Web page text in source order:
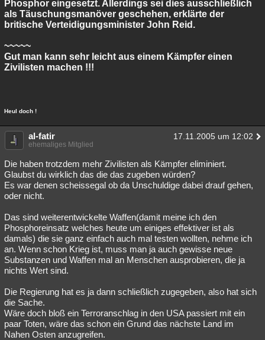
Phosphor eingesetzt. Allerdings sei dies ausschließlich
als Täuschungsmanöver geschehen, erklärte der
britische Verteidigungsminister John Reid.
~~~~~
Gut man kann sehr leicht aus einem Kämpfer einen
Zivilisten machen !!!
Heul doch !
al-fatir 17.11.2005 um 12:02
ehemaliges Mitglied
Die haben trotzdem mehr Zivilisten als Kämpfer eliminiert.
Glaubst du wirklich das die das zugeben würden?
Es war denen scheissegal ob da Unschuldige dabei drauf gehen,
oder nicht.
Das sind weiterentwickelte Waffen(damit meine ich den
Phosphoreinsatz welches heute um einiges effektiver ist als
damals) die sie ganz einfach auch mal testen wollten, nehme ich
an. Wenn schon Krieg ist, muss man ja auch gewisse neue
Substanzen und Waffen mal an Menschen ausprobieren, die ja
nichts Wert sind.
Die Regierung hat es ja dann schließlich zugegeben, also hat sich
die Sache.
Wäre doch bloß ein Terroranschlag in den USA passiert mit ein
paar Toten, wäre das schon ein Grund das nächste Land im
Nahen Osten anzugreifen.